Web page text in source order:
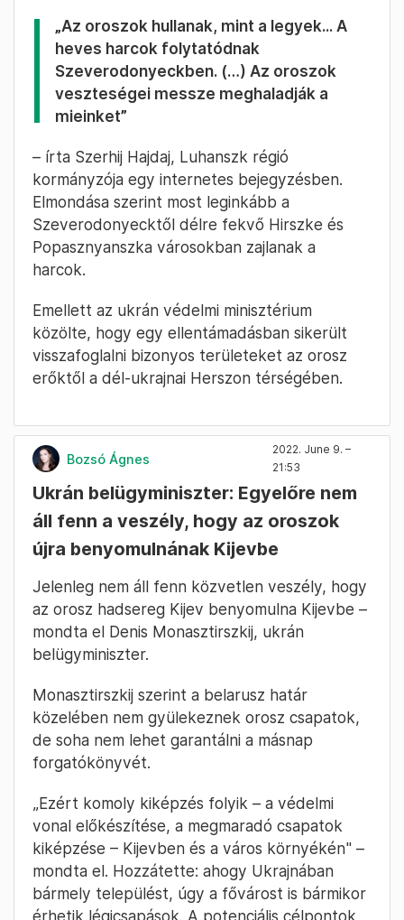
„Az oroszok hullanak, mint a legyek... A
heves harcok folytatódnak
Szeverodonyeckben. (…) Az oroszok
veszteségei messze meghaladják a
mieinket”
– írta Szerhij Hajdaj, Luhanszk régió
kormányzója egy internetes bejegyzésben.
Elmondása szerint most leginkább a
Szeverodonyecktől délre fekvő Hirszke és
Popasznyanszka városokban zajlanak a
harcok.
Emellett az ukrán védelmi minisztérium
közölte, hogy egy ellentámadásban sikerült
visszafoglalni bizonyos területeket az orosz
erőktől a dél-ukrajnai Herszon térségében.
Bozsó Ágnes
2022. June 9. –
21:53
Ukrán belügyminiszter: Egyelőre nem
áll fenn a veszély, hogy az oroszok
újra benyomulnának Kijevbe
Jelenleg nem áll fenn közvetlen veszély, hogy
az orosz hadsereg Kijev benyomulna Kijevbe –
mondta el Denis Monasztirszkij, ukrán
belügyminiszter.
Monasztirszkij szerint a belarusz határ
közelében nem gyülekeznek orosz csapatok,
de soha nem lehet garantálni a másnap
forgatókönyvét.
„Ezért komoly kiképzés folyik – a védelmi
vonal előkészítése, a megmaradó csapatok
kiképzése – Kijevben és a város környékén" –
mondta el. Hozzátette: ahogy Ukrajnában
bármely települést, úgy a fővárost is bármikor
érhetik légicsapások. A potenciális célpontok